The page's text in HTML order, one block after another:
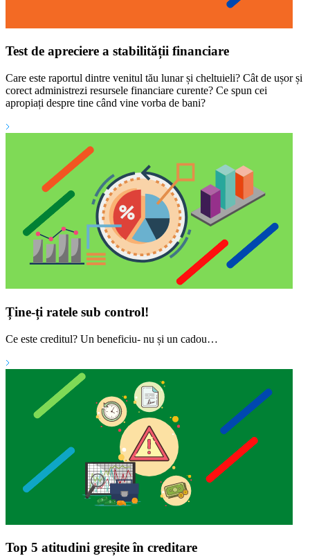
Test de apreciere a stabilității financiare
Care este raportul dintre venitul tău lunar și cheltuieli? Cât de ușor și
corect administrezi resursele financiare curente? Ce spun cei
apropiați despre tine când vine vorba de bani?
Ține-ți ratele sub control!
Ce este creditul? Un beneficiu- nu și un cadou…
Top 5 atitudini greșite în creditare